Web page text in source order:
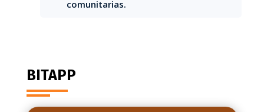
comunitarias.
BITAPP